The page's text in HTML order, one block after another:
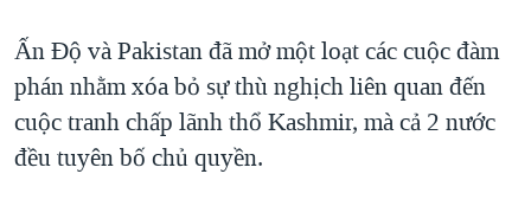
THƯỢNG ĐỈNH TRUMP-KIM TẠI VIỆT NAM
TRỊNH VĨNH BÌNH VS. CHÍNH PHỦ VIỆT NAM
NGƯ DÂN VIỆT VÀ LÀN SÓNG TRỘM HẢI SÂM
Ấn Độ và Pakistan đã mở một loạt các cuộc đàm
phán nhằm xóa bỏ sự thù nghịch liên quan đến
cuộc tranh chấp lãnh thổ Kashmir, mà cả 2 nước
đều tuyên bố chủ quyền.